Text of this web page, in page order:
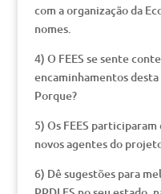
com a organização da
nomes.
4) O FEES se sente
encaminhamentos
Porque?
5) Os FEES
novos agentes do
6) Dê sugestões para